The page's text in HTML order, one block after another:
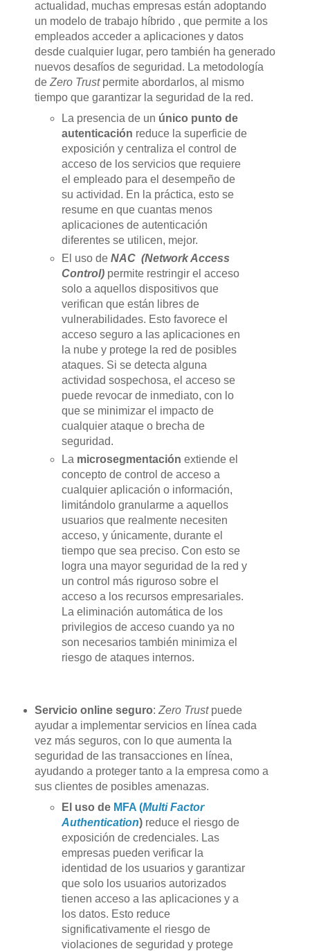
actualidad, muchas empresas están adoptando
un modelo de trabajo híbrido , que permite a los
empleados acceder a aplicaciones y datos
desde cualquier lugar, pero también ha generado
nuevos desafíos de seguridad. La metodología
de Zero Trustpermite abordarlos, al mismo
tiempo que garantizar la seguridad de la red.
La presencia de un único punto de
autenticación reduce la superficie de
exposición y centraliza el control de
acceso de los servicios que requiere
el empleado para el desempeño de
su actividad. En la práctica, esto se
resume en que cuantas menos
aplicaciones de autenticación
diferentes se utilicen, mejor.
El uso de NAC (Network Access
Control) permite restringir el acceso
solo a aquellos dispositivos que
verifican que están libres de
vulnerabilidades. Esto favorece el
acceso seguro a las aplicaciones en
la nube y protege la red de posibles
ataques. Si se detecta alguna
actividad sospechosa, el acceso se
puede revocar de inmediato, con lo
que se minimizar el impacto de
cualquier ataque o brecha de
seguridad.
La microsegmentaciónextiende el
concepto de control de acceso a
cualquier aplicación o información,
limitándolo granularme a aquellos
usuarios que realmente necesiten
acceso, y únicamente, durante el
tiempo que sea preciso. Con esto se
logra una mayor seguridad de la red y
un control más riguroso sobre el
acceso a los recursos empresariales.
La eliminación automática de los
privilegios de acceso cuando ya no
son necesarios también minimiza el
riesgo de ataques internos.
Servicio online seguro: Zero Trust puede
ayudar a implementar servicios en línea cada
vez más seguros, con lo que aumenta la
seguridad de las transacciones en línea,
ayudando a proteger tanto a la empresa como a
sus clientes de posibles amenazas.
El uso de MFA (Multi Factor
Authentication) reduce el riesgo de
exposición de credenciales. Las
empresas pueden verificar la
identidad de los usuarios y garantizar
que solo los usuarios autorizados
tienen acceso a las aplicaciones y a
los datos. Esto reduce
significativamente el riesgo de
violaciones de seguridad y protege